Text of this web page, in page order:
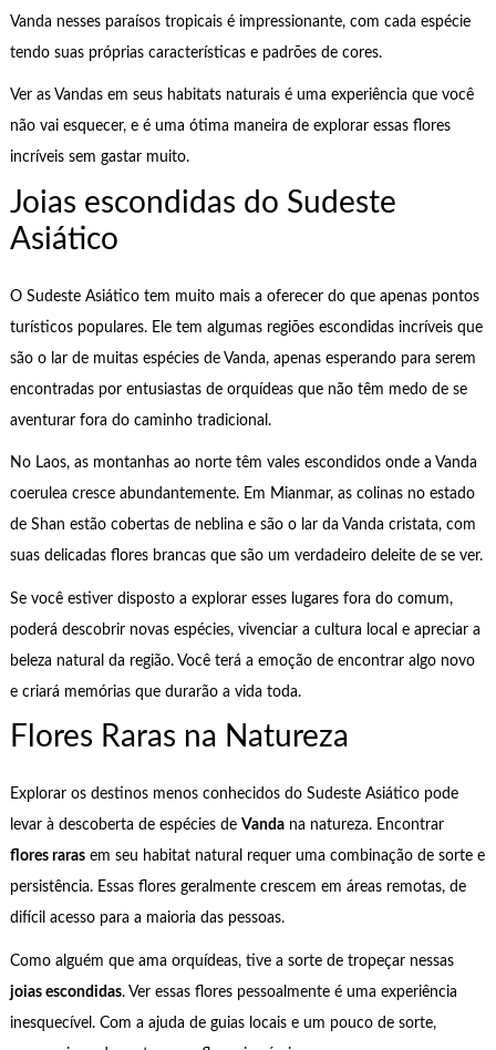
Vanda nesses paraísos tropicais é impressionante, com cada espécie
tendo suas próprias características e padrões de cores.
Ver as Vandas em seus habitats naturais é uma experiência que você
não vai esquecer, e é uma ótima maneira de explorar essas flores
incríveis sem gastar muito.
Joias escondidas do Sudeste
Asiático
O Sudeste Asiático tem muito mais a oferecer do que apenas pontos
turísticos populares. Ele tem algumas regiões escondidas incríveis que
são o lar de muitas espécies de Vanda, apenas esperando para serem
encontradas por entusiastas de orquídeas que não têm medo de se
aventurar fora do caminho tradicional.
No Laos, as montanhas ao norte têm vales escondidos onde a Vanda
coerulea cresce abundantemente. Em Mianmar, as colinas no estado
de Shan estão cobertas de neblina e são o lar da Vanda cristata, com
suas delicadas flores brancas que são um verdadeiro deleite de se ver.
Se você estiver disposto a explorar esses lugares fora do comum,
poderá descobrir novas espécies, vivenciar a cultura local e apreciar a
beleza natural da região. Você terá a emoção de encontrar algo novo
e criará memórias que durarão a vida toda.
Flores Raras na Natureza
Explorar os destinos menos conhecidos do Sudeste Asiático pode
levar à descoberta de espécies de Vandana natureza. Encontrar
flores rarasem seu habitat natural requer uma combinação de sorte e
persistência. Essas flores geralmente crescem em áreas remotas, de
difícil acesso para a maioria das pessoas.
Como alguém que ama orquídeas, tive a sorte de tropeçar nessas
joias escondidas. Ver essas flores pessoalmente é uma experiência
inesquecível. Com a ajuda de guias locais e um pouco de sorte,